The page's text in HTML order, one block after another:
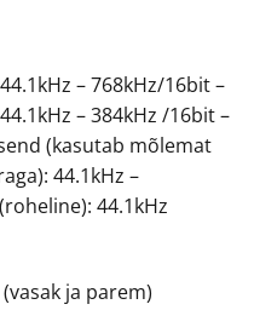
– 768kHz/16bit –
– 384kHz /16bit –
(kasutab mõlemat
44.1kHz –
44.1kHz
ja parem)